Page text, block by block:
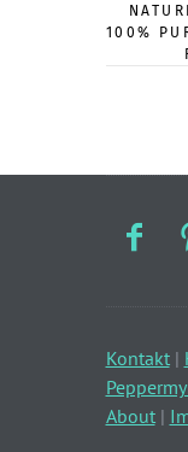
100%
Kontakt|
About|